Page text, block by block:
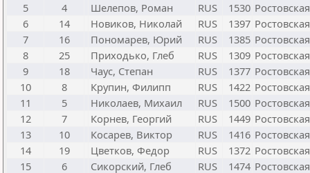
5
4 Шелепов, Роман RUS 1530
6
14 Новиков, Николай RUS 1397
7
16 Пономарев, Юрий RUS 1385
8
25 Приходько, Глеб RUS 1309
9
18 Чаус, Степан RUS 1377
10
8 Крупин, Филипп RUS 1422
11
5 Николаев, Михаил RUS 1500
12
7 Корнев, Георгий RUS 1449
13
10 Косарев, Виктор RUS 1416
14
19 Цветков, Федор RUS 1372
15
6 Сикорский, Глеб RUS 1474